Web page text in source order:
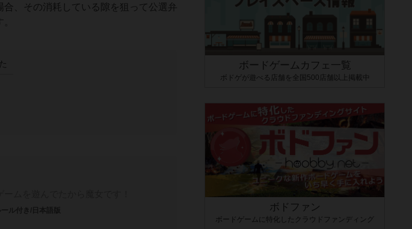
、その消耗している隙を狙って公選弁
ボードゲームカフェ一覧
ボドゲが遊べる店舗を全国500店舗以上掲載中
ボドファン
ボードゲームに特化したクラウドファンディング